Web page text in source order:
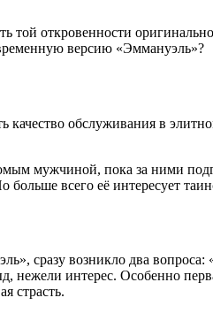
той откровенности
версию «Эммануэль»?
обслуживания в
мужчиной, пока за ними
всего её интересует
сразу возникло два
нежели интерес. Особенно
страсть.